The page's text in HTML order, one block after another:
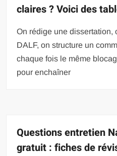
claires ? Voici des
On rédige une dissertation,
DALF, on structure un
chaque fois le même
pour enchaîner
Questions entretien
gratuit : fiches de